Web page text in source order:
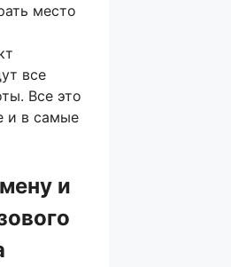
место
все
Все это
и в самые
и